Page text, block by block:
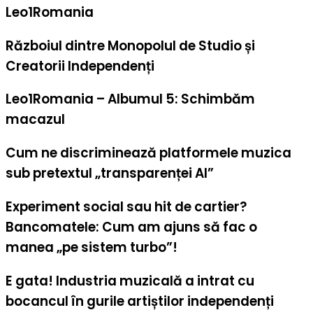
Leo1Romania
Războiul dintre Monopolul de Studio și
Creatorii Independenți
Leo1Romania – Albumul 5: Schimbăm
macazul
Cum ne discriminează platformele muzica
sub pretextul „transparenței AI”
Experiment social sau hit de cartier?
Bancomatele: Cum am ajuns să fac o
manea „pe sistem turbo”!
E gata! Industria muzicală a intrat cu
bocancul în gurile artiștilor independenți